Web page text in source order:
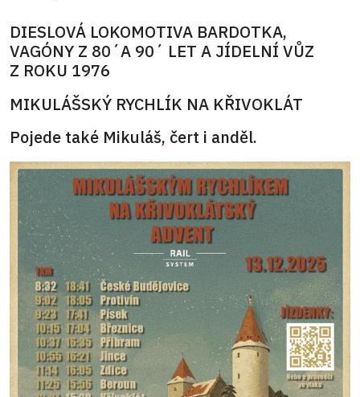
DIESLOVÁ LOKOMOTIVA BARDOTKA,
VAGÓNY Z 80´A 90´ LET A JÍDELNÍ VŮZ
Z ROKU 1976
MIKULÁŠSKÝ RYCHLÍK NA KŘIVOKLÁT
Pojede také Mikuláš, čert i anděl.